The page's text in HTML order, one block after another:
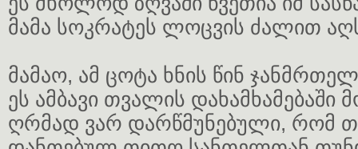
მამა სოკრატეს ლოცვის ძალით
მამაო, ამ ცოტა ხნის წინ
ეს ამბავი თვალის
ღრმად ვარ დარწმუნებული, რომ